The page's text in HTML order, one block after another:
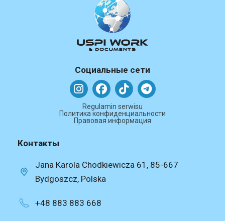
Контакты
Jana Karola Chodkiewicza 61, 85-667
Bydgoszcz, Polska
+48 883 883 668
Социальные сети
Regulamin serwisu
Политика конфиденциальности
Правовая информация